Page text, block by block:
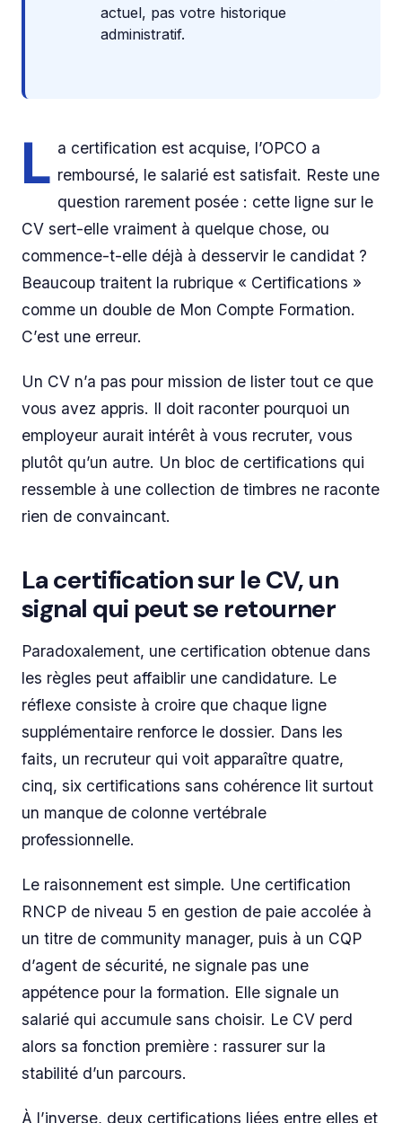
actuel, pas votre historique
administratif.
L a certification est acquise, l’OPCO a
remboursé, le salarié est satisfait. Reste une
question rarement posée : cette ligne sur le
CV sert-elle vraiment à quelque chose, ou
commence-t-elle déjà à desservir le candidat ?
Beaucoup traitent la rubrique « Certifications »
comme un double de Mon Compte Formation.
C’est une erreur.
Un CV n’a pas pour mission de lister tout ce que
vous avez appris. Il doit raconter pourquoi un
employeur aurait intérêt à vous recruter, vous
plutôt qu’un autre. Un bloc de certifications qui
ressemble à une collection de timbres ne raconte
rien de convaincant.
La certification sur le CV, un
signal qui peut se retourner
Paradoxalement, une certification obtenue dans
les règles peut affaiblir une candidature. Le
réflexe consiste à croire que chaque ligne
supplémentaire renforce le dossier. Dans les
faits, un recruteur qui voit apparaître quatre,
cinq, six certifications sans cohérence lit surtout
un manque de colonne vertébrale
professionnelle.
Le raisonnement est simple. Une certification
RNCP de niveau 5 en gestion de paie accolée à
un titre de community manager, puis à un CQP
d’agent de sécurité, ne signale pas une
appétence pour la formation. Elle signale un
salarié qui accumule sans choisir. Le CV perd
alors sa fonction première : rassurer sur la
stabilité d’un parcours.
À l’inverse, deux certifications liées entre elles et